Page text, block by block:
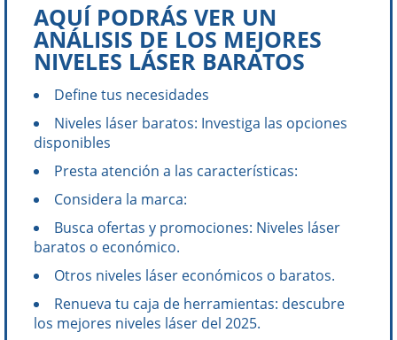
AQUÍ PODRÁS VER UN
ANÁLISIS DE LOS MEJORES
NIVELES LÁSER BARATOS
Define tus necesidades
Niveles láser baratos: Investiga las opciones
disponibles
Presta atención a las características:
Considera la marca:
Busca ofertas y promociones: Niveles láser
baratos o económico.
Otros niveles láser económicos o baratos.
Renueva tu caja de herramientas: descubre
los mejores niveles láser del 2025.